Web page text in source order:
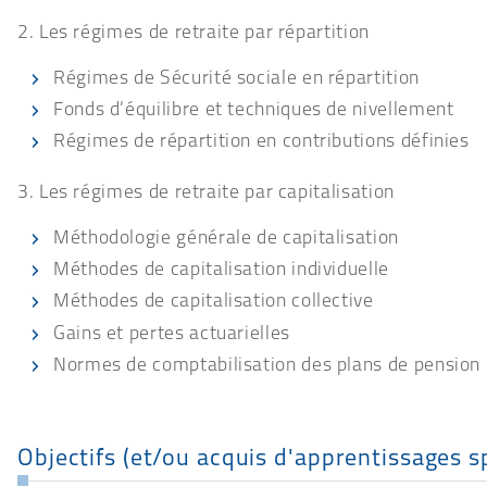
2. Les régimes de retraite par répartition
Régimes de Sécurité sociale en répartition
Fonds d’équilibre et techniques de nivellement
Régimes de répartition en contributions définies
3. Les régimes de retraite par capitalisation
Méthodologie générale de capitalisation
Méthodes de capitalisation individuelle
Méthodes de capitalisation collective
Gains et pertes actuarielles
Normes de comptabilisation des plans de pension
Objectifs (et/ou acquis d'apprentissages